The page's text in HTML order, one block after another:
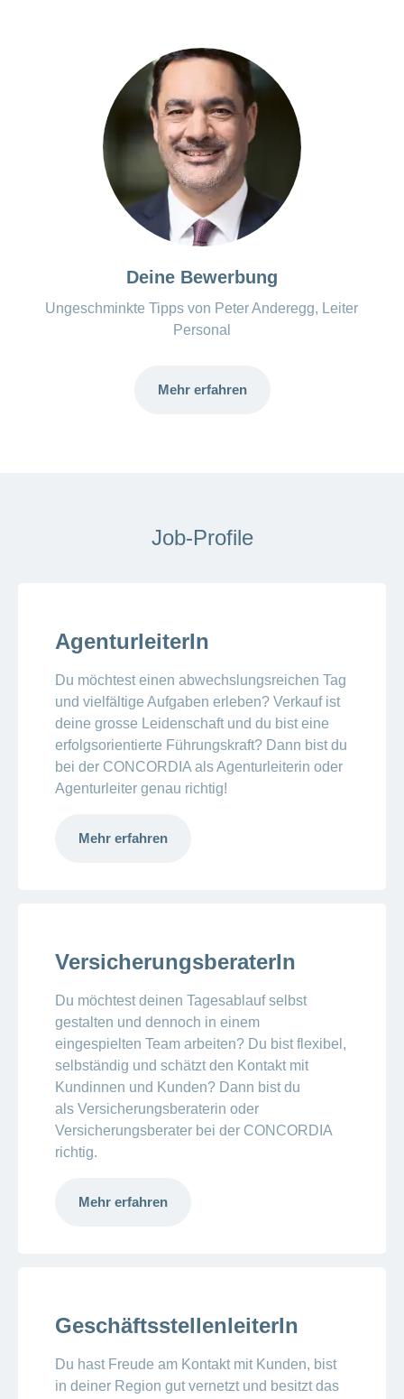
Deine Bewerbung
Ungeschminkte Tipps von Peter Anderegg, Leiter
Personal
Mehr erfahren
Job-Profile
AgenturleiterIn
Du möchtest einen abwechslungsreichen Tag
und vielfältige Aufgaben erleben? Verkauf ist
deine grosse Leidenschaft und du bist eine
erfolgsorientierte Führungskraft? Dann bist du
bei der CONCORDIA als Agenturleiterin oder
Agenturleiter genau richtig!
Mehr erfahren
VersicherungsberaterIn
Du möchtest deinen Tagesablauf selbst
gestalten und dennoch in einem
eingespielten Team arbeiten? Du bist flexibel,
selbständig und schätzt den Kontakt mit
Kundinnen und Kunden? Dann bist du
als Versicherungsberaterin oder
Versicherungsberater bei der CONCORDIA
richtig.
Mehr erfahren
GeschäftsstellenleiterIn
Du hast Freude am Kontakt mit Kunden, bist
in deiner Region gut vernetzt und besitzt das